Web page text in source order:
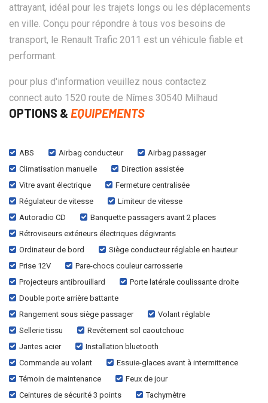
attrayant, idéal pour les trajets longs ou les déplacements
en ville. Conçu pour répondre à tous vos besoins de
transport, le Renault Trafic 2011 est un véhicule fiable et
performant.
pour plus d'information veuillez nous contactez
connect auto 1520 route de Nîmes 30540 Milhaud
OPTIONS & EQUIPEMENTS
ABS Airbag conducteur
Airbag passager
Climatisation manuelle
Direction assistée
Vitre avant électrique
Fermeture centralisée
Régulateur de vitesse
Limiteur de vitesse
Autoradio CD
Banquette passagers avant 2 places
Rétroviseurs extérieurs électriques dégivrants
Ordinateur de bord
Siège conducteur réglable en hauteur
Prise 12V
Pare-chocs couleur carrosserie
Projecteurs antibrouillard
Porte latérale coulissante droite
Double porte arrière battante
Rangement sous siège passager
Volant réglable
Sellerie tissu
Revêtement sol caoutchouc
Jantes acier
Installation bluetooth
Commande au volant
Essuie-glaces avant à intermittence
Témoin de maintenance
Feux de jour
Ceintures de sécurité 3 points
Tachymètre